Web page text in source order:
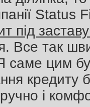
Status
під
Все так
саме цим
кредиту
і